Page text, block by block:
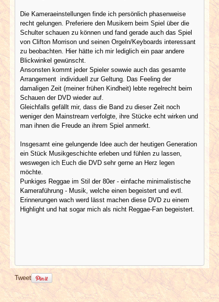
Die Kameraeinstellungen finde ich persönlich phasenweise
recht gelungen. Preferiere den Musikern beim Spiel über die
Schulter schauen zu können und fand gerade auch das Spiel
von Clifton Morrison und seinen Orgeln/Keyboards interessant
zu beobachten. Hier hätte ich mir lediglich ein paar andere
Blickwinkel gewünscht.
Ansonsten kommt jeder Spieler sowwie auch das gesamte
Arrangement individuell zur Geltung. Das Feeling der
damaligen Zeit (meiner frühen Kindheit) lebte regelrecht beim
Schauen der DVD wieder auf.
Gleichfalls gefällt mir, dass die Band zu dieser Zeit noch
weniger den Mainstream verfolgte, ihre Stücke echt wirken und
man ihnen die Freude an ihrem Spiel anmerkt.
Insgesamt eine gelungende Idee auch der heutigen Generation
ein Stück Musikgeschichte erleben und fühlen zu lassen,
weswegen ich Euch die DVD sehr gerne an Herz legen
möchte.
Punkiges Reggae im Stil der 80er - einfache minimalistische
Kameraführung - Musik, welche einen begeistert und evtl.
Erinnerungen wach werd lässt machen diese DVD zu einem
Highlight und hat sogar mich als nicht Reggae-Fan begeistert.
Tweet